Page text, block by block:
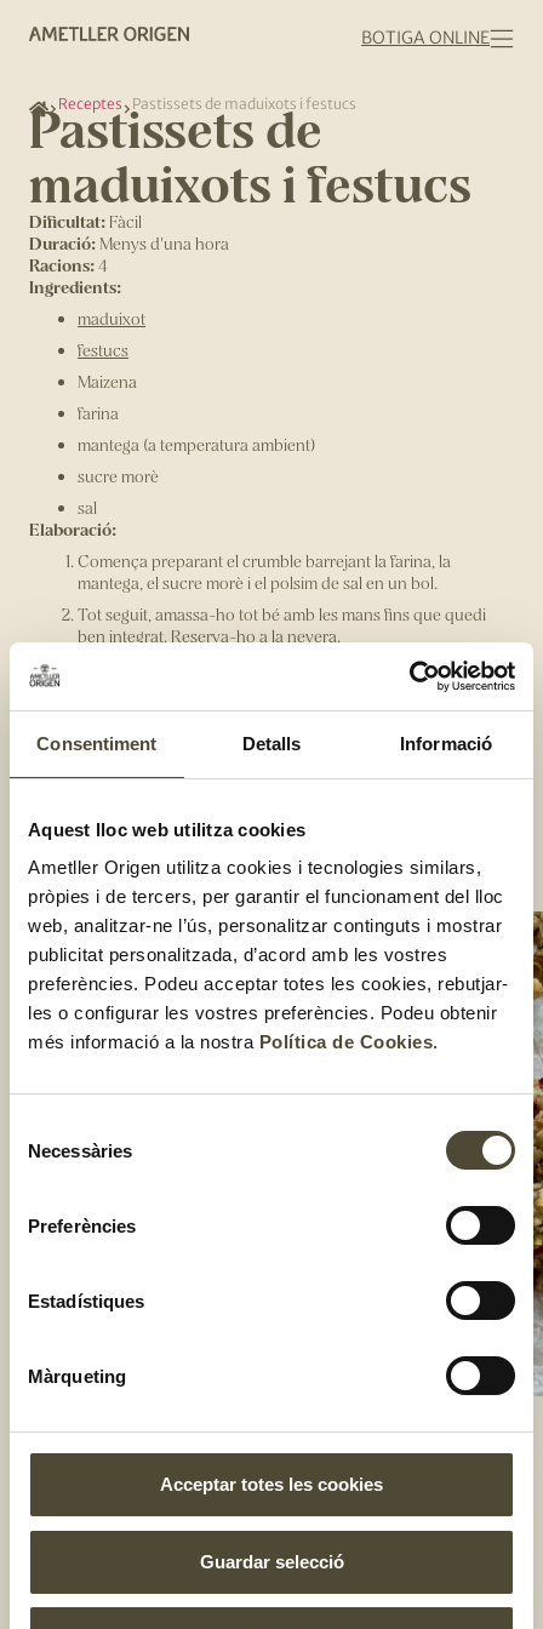
Consentiment Detalls Informació
Aquest lloc web utilitza cookies
Ametller Origen utilitza cookies i tecnologies similars,
pròpies i de tercers, per garantir el funcionament del lloc
web, analitzar-ne l’ús, personalitzar continguts i mostrar
publicitat personalitzada, d’acord amb les vostres
preferències. Podeu acceptar totes les cookies, rebutjar-
les o configurar les vostres preferències. Podeu obtenir
més informació a la nostra Política de Cookies.
Necessàries
Preferències
Estadístiques
Màrqueting
Acceptar totes les cookies
Guardar selecció
BOTIGA ONLINE
Receptes Pastissets de maduixots i festucs
Pastissets de
maduixots i festucs
Dificultat: Fàcil
Duració: Menys d'una hora
Racions:4
Ingredients:
maduixot
festucs
Maizena
farina
mantega (a temperatura ambient)
sucre morè
sal
Elaboració:
Comença preparant el crumble barrejant la farina, la
mantega, el sucre morè i el polsim de sal en un bol.
Tot seguit, amassa-ho tot bé amb les mans fins que quedi
ben integrat. Reserva-ho a la nevera.
A continuació, pela i talla les maduixes a daus en un altre bol
i afegeix-li una cullerada de maizena. Afegeix, també, els
festucs i remena-ho bé.
Un cop llestes, agafa motlles individuals i posa una base del
Compartir:
El gust és nostre